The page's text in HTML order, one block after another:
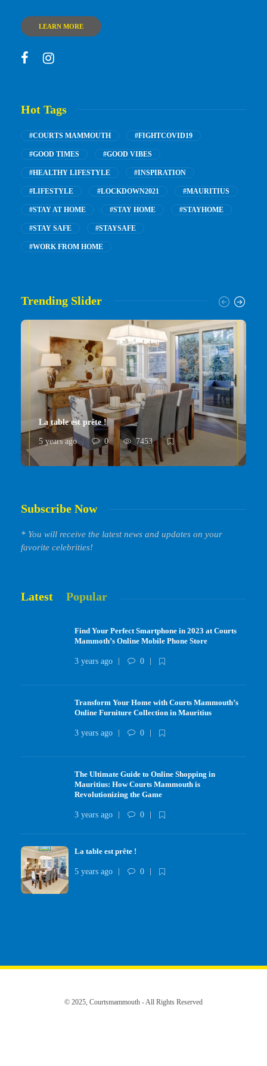
LEARN MORE
Hot Tags
#COURTS MAMMOUTH #FIGHTCOVID19
#GOOD TIMES #GOOD VIBES
#HEALTHY LIFESTYLE #INSPIRATION
#LIFESTYLE #LOCKDOWN2021 #MAURITIUS
#STAY AT HOME #STAY HOME #STAYHOME
#STAY SAFE #STAYSAFE
#WORK FROM HOME
Trending Slider
La table est prête !
5 years ago 0 7453
Subscribe Now
* You will receive the latest news and updates on your
favorite celebrities!
Latest Popular
Find Your Perfect Smartphone in 2023 at Courts
Mammoth’s Online Mobile Phone Store
3 years ago 0
Transform Your Home with Courts Mammouth’s
Online Furniture Collection in Mauritius
3 years ago 0
The Ultimate Guide to Online Shopping in
Mauritius: How Courts Mammouth is
Revolutionizing the Game
3 years ago 0
La table est prête !
5 years ago 0
© 2025, Courtsmammouth - All Rights Reserved